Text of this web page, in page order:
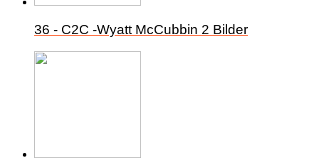
36 - C2C -Wyatt McCubbin 2 Bilder